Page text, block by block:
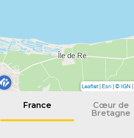
Leaflet| Esri © IGN
France
Cœur de
Bretagne